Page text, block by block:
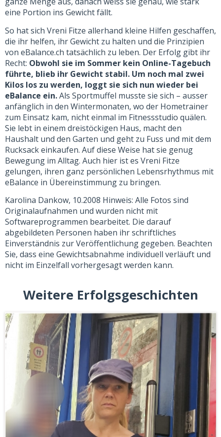
eine Portion ins Gewicht fällt.
So hat sich Vreni Fitze allerhand kleine Hilfen geschaffen,
die ihr helfen, ihr Gewicht zu halten und die Prinzipien
von eBalance.ch tatsächlich zu leben. Der Erfolg gibt ihr
Recht: Obwohl sie im Sommer kein Online-Tagebuch
führte, blieb ihr Gewicht stabil. Um noch mal zwei
Kilos los zu werden, loggt sie sich nun wieder bei
eBalance ein.Als Sportmuffel musste sie sich – ausser
anfänglich in den Wintermonaten, wo der Hometrainer
zum Einsatz kam, nicht einmal im Fitnessstudio quälen.
Sie lebt in einem dreistöckigen Haus, macht den
Haushalt und den Garten und geht zu Fuss und mit dem
Rucksack einkaufen. Auf diese Weise hat sie genug
Bewegung im Alltag. Auch hier ist es Vreni Fitze
gelungen, ihren ganz persönlichen Lebensrhythmus mit
eBalance in Übereinstimmung zu bringen.
Karolina Dankow, 10.2008 Hinweis: Alle Fotos sind
Originalaufnahmen und wurden nicht mit
Softwareprogrammen bearbeitet. Die darauf
abgebildeten Personen haben ihr schriftliches
Einverständnis zur Veröffentlichung gegeben. Beachten
Sie, dass eine Gewichtsabnahme individuell verläuft und
nicht im Einzelfall vorhergesagt werden kann.
Weitere Erfolgsgeschichten